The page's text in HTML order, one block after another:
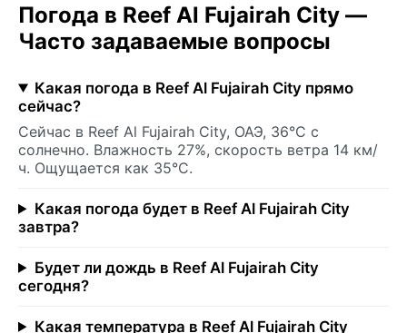
Погода в Reef Al Fujairah City —
Часто задаваемые вопросы
Какая погода в Reef Al Fujairah City прямо
сейчас?
Сейчас в Reef Al Fujairah City, ОАЭ, 36°C с
солнечно. Влажность 27%, скорость ветра 14 км/
ч. Ощущается как 35°C.
Какая погода будет в Reef Al Fujairah City
завтра?
Будет ли дождь в Reef Al Fujairah City
сегодня?
Какая температура в Reef Al Fujairah City